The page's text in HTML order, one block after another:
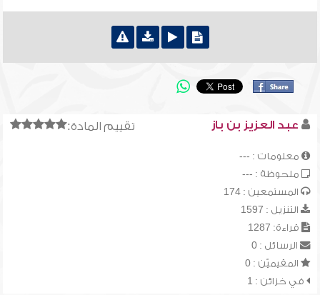
تقييم المادة: عبد العزيز بن باز
معلومات : ---
ملحوظة : ---
المستمعين : 174
التنزيل : 1597
قراءة: 1287
الرسائل : 0
المقيميّن : 0
في خزائن : 1